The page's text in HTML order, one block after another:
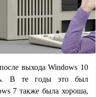
выхода Windows 10
В те годы это был
7 также была хороша,